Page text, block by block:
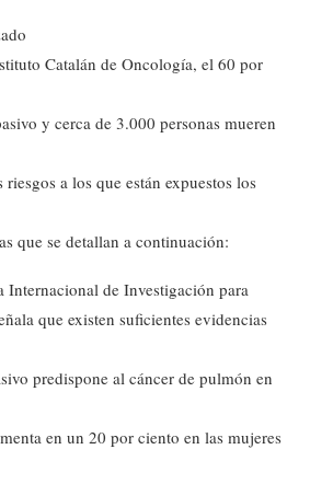
Catalán de Oncología, el 60 por
y cerca de 3.000 personas mueren
a los que están expuestos los
que se detallan a continuación:
Internacional de Investigación para
que existen suficientes evidencias
predispone al cáncer de pulmón en
en un 20 por ciento en las mujeres